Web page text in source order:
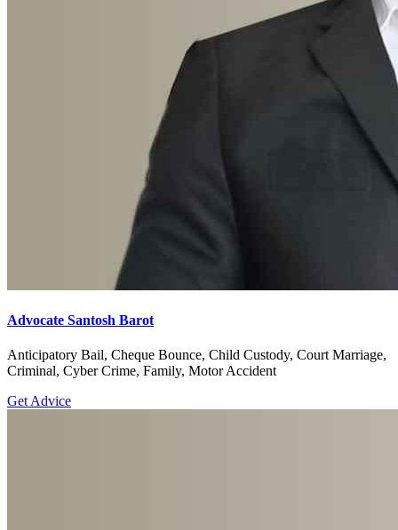
Advocate Santosh Barot
Anticipatory Bail, Cheque Bounce, Child Custody, Court Marriage,
Criminal, Cyber Crime, Family, Motor Accident
Get Advice